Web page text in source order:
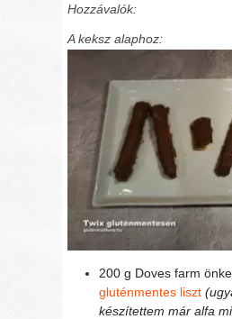
Hozzávalók:
A keksz alaphoz:
200 g Doves farm
gluténmentes liszt
készítettem már alfa